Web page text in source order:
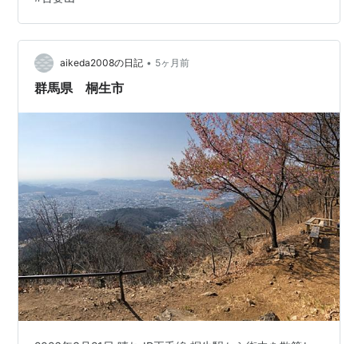
ーも整備されていました。多くの野鳥と展望所から吾妻
連峰が綺麗に見えまた機会があれば訪問したいです。 使
用カメラ＆レンズ OM SYSTEM OM-1 Mark II+M.ZUIKO
DIG…aikeda2008の日記 • 5ヶ月前
群馬県 桐生市